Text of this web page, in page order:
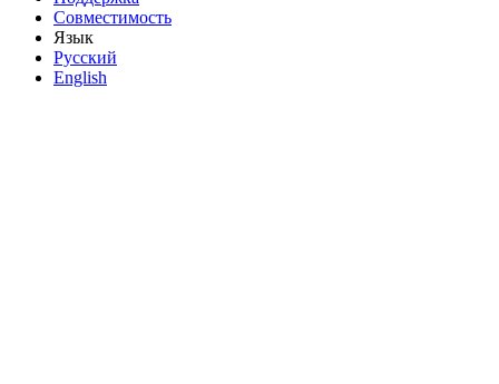
Совместимость
Язык
Русский
English